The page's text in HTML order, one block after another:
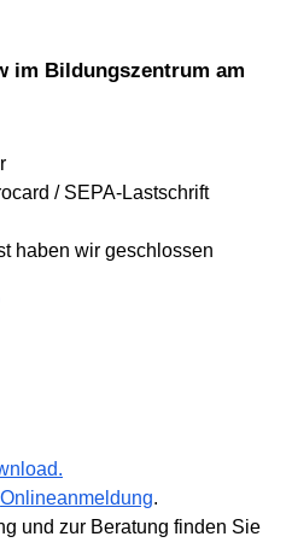
/ SEPA-Lastschrift
haben wir geschlossen
Onlineanmeldung.
und zur Beratung finden Sie